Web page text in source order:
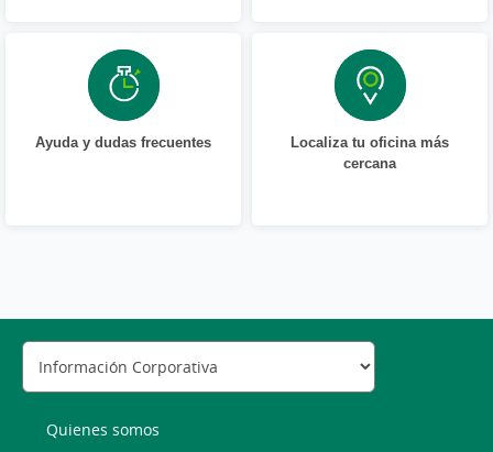
Ayuda y dudas frecuentes
Localiza tu oficina más
cercana
Quienes somos